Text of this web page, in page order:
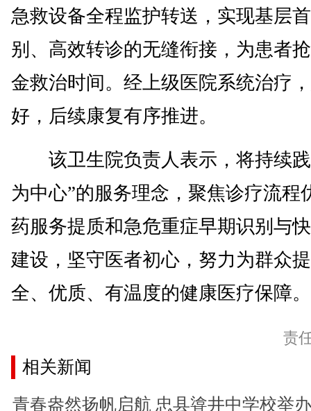
急救设备全程监护转送，实现基层
别、高效转诊的无缝衔接，为患者
金救治时间。经上级医院系统治疗
好，后续康复有序推进。
该卫生院负责人表示，将持续践
为中心”的服务理念，聚焦诊疗流程
药服务提质和急危重症早期识别与
建设，坚守医者初心，努力为群众
全、优质、有温度的健康医疗保障
责
相关新闻
青春盎然扬帆启航 忠县㽏井中学校举